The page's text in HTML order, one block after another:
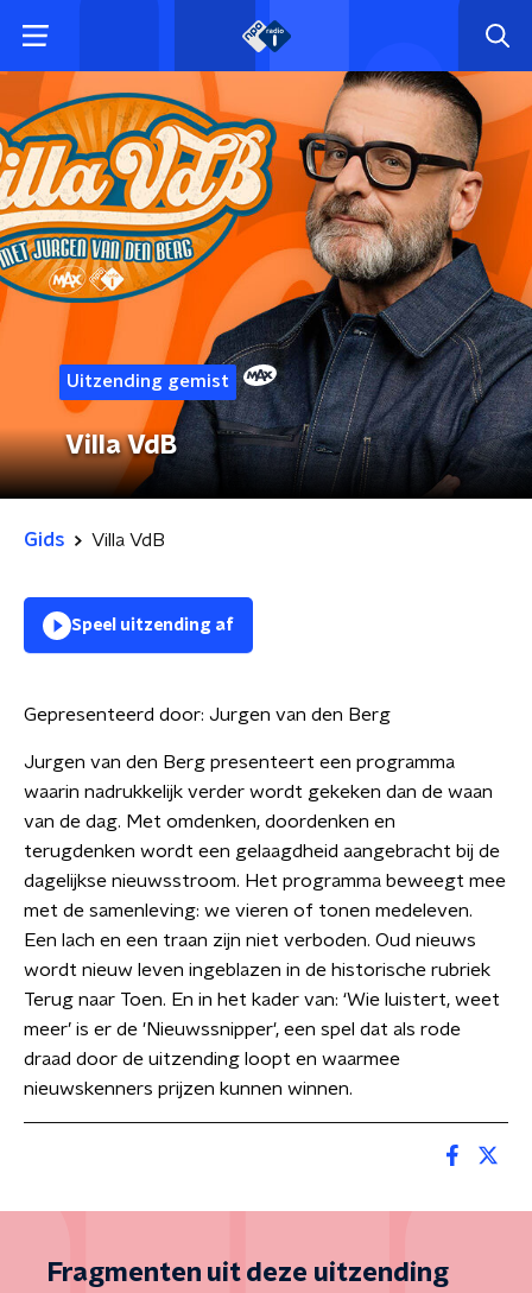
Uitzending gemist
Villa VdB
Gids Villa VdB
Speel uitzending af
Gepresenteerd door: Jurgen van den Berg
Jurgen van den Berg presenteert een programma
waarin nadrukkelijk verder wordt gekeken dan de waan
van de dag. Met omdenken, doordenken en
terugdenken wordt een gelaagdheid aangebracht bij de
dagelijkse nieuwsstroom. Het programma beweegt mee
met de samenleving: we vieren of tonen medeleven.
Een lach en een traan zijn niet verboden. Oud nieuws
wordt nieuw leven ingeblazen in de historische rubriek
Terug naar Toen. En in het kader van: ‘Wie luistert, weet
meer’ is er de 'Nieuwssnipper', een spel dat als rode
draad door de uitzending loopt en waarmee
nieuwskenners prijzen kunnen winnen.
Fragmenten uit deze uitzending